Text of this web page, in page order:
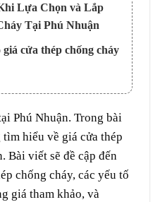
Lựa Chọn và Lắp
Tại Phú Nhuận
cửa thép chống cháy
Phú Nhuận. Trong bài
tìm hiểu về giá cửa thép
. Bài viết sẽ đề cập đến
chống cháy, các yếu tố
giá tham khảo, và